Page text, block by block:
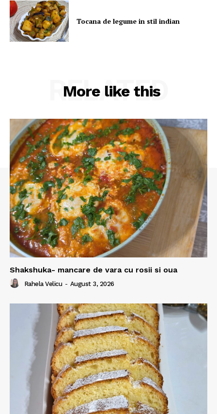
Tocana de legume in stil indian
More like this
RELATED
Shakshuka- mancare de vara cu rosii si oua
Rahela Velicu - August 3, 2026